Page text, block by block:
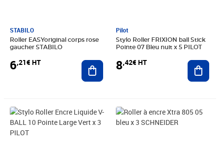
STABILO
Roller EASYoriginal corps rose
gaucher STABILO
6,21€ HT Ajouter au panier
Pilot
Stylo Roller FRIXION ball Stick
Pointe 07 Bleu nuit x 5 PILOT
8,42€ HT
Prix 6,67€ HT Prix 5,98€ HT